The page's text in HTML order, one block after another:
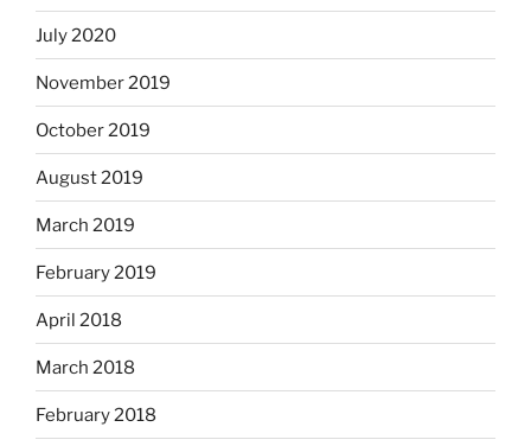
July 2020
November 2019
October 2019
August 2019
March 2019
February 2019
April 2018
March 2018
February 2018